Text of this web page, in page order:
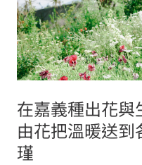
在嘉義種出花與
由花把溫暖送
瑾